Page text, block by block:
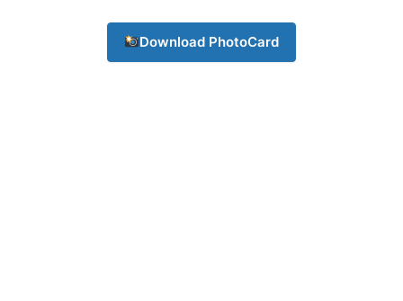
Champs21
Download PhotoCard